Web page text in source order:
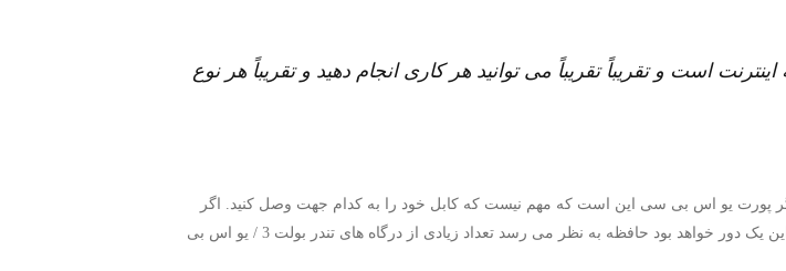
است و تقریباً تقریباً می توانید هر کاری انجام دهید و تقریباً هر نوع
یو اس بی سی این است که مهم نیست که کابل خود را به کدام جهت وصل کنید. اگر
احساس کنید که هر بار که یک پریز یو اس بی ای را وصل می کنید راه اشتباه است ، این یک دور خواهد بود حافظه به نظر می رسد تعداد زیادی از درگاه های تندر بولت 3 / یو اس بی